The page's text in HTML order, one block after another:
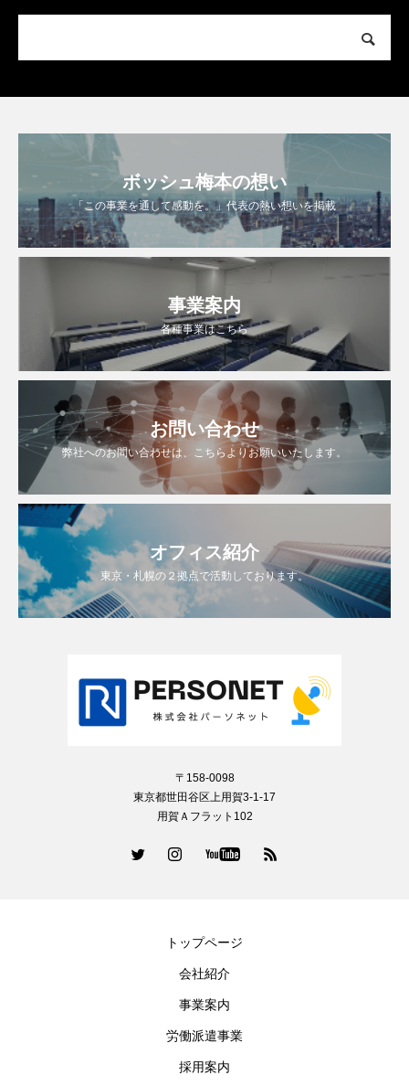
ボッシュ梅本の想い
「この事業を通して感動を。」代表の熱い想いを掲載
事業案内
各種事業はこちら
お問い合わせ
弊社へのお問い合わせは、こちらよりお願いいたします。
オフィス紹介
東京・札幌の２拠点で活動しております。
〒158-0098
東京都世田谷区上用賀3-1-17
用賀Ａフラット102
トップページ
会社紹介
事業案内
労働派遣事業
採用案内